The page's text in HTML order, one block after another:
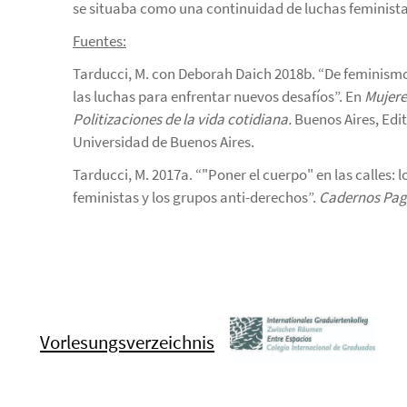
se situaba como una continuidad de luchas
Fuentes:
Tarducci, M. con Deborah Daich 2018b. “De
las luchas para enfrentar nuevos desafíos”. En
Politizaciones de la vida cotidiana.Buenos Aires,
Universidad de Buenos Aires.
Tarducci, M. 2017a. “"Poner el cuerpo" en las
feministas y los grupos anti-derechos”. Cadernos
Vorlesungsverzeichnis